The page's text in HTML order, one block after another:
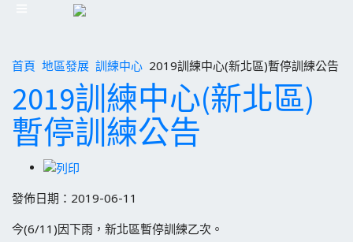
首頁 地區發展 訓練中心 2019訓練中心(新北區)暫停訓練公告
2019訓練中心(新北區)
暫停訓練公告
發佈日期：2019-06-11
今(6/11)因下雨，新北區暫停訓練乙次。